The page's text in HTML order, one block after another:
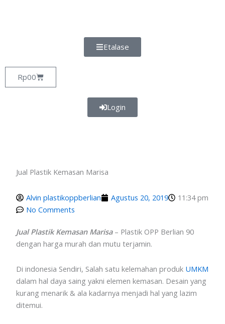
Etalase
Rp00
Cart
Login
Jual Plastik Kemasan Marisa
Alvin plastikoppberlian Agustus 20, 2019
11:34 pm
No Comments
Jual Plastik Kemasan Marisa– Plastik OPP Berlian 90
dengan harga murah dan mutu terjamin.
Di indonesia Sendiri, Salah satu kelemahan produk UMKM
dalam hal daya saing yakni elemen kemasan. Desain yang
kurang menarik & ala kadarnya menjadi hal yang lazim
ditemui.